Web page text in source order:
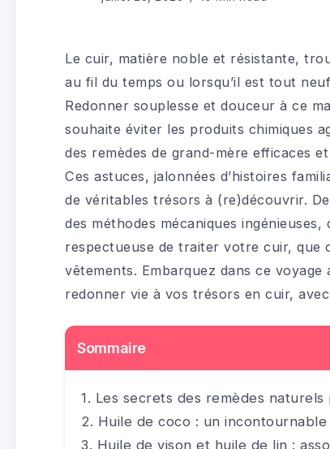
Le cuir, matière noble et résistante,
au fil du temps ou lorsqu’il est tout
Redonner souplesse et douceur à ce
souhaite éviter les produits chimiques
des remèdes de grand-mère efficaces
Ces astuces, jalonnées d’histoires
de véritables trésors à (re)découvrir.
des méthodes mécaniques
respectueuse de traiter votre cuir, que
vêtements. Embarquez dans ce
redonner vie à vos trésors en cuir,
Sommaire
Les secrets des remèdes
Huile de coco : un
Huile de vison et huile de lin :